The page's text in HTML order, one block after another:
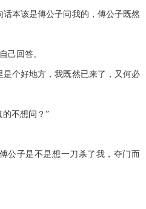
本该是傅公子问我的，傅公子既然
回答。
个好地方，我既然已来了，又何必
不想问？”
子是不是想一刀杀了我，夺门而